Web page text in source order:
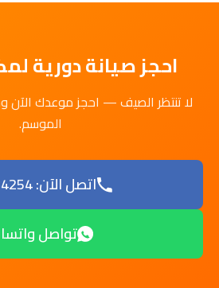
احجز صيانة دورية
لا تنتظر الصيف — احجز موعدك الآن
الموسم.
اتصل الآن: 55334254
تواصل